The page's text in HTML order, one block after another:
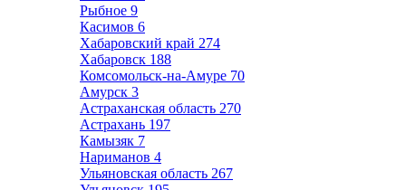
Рыбное 9
Касимов 6
Хабаровский край 274
Хабаровск 188
Комсомольск-на-Амуре 70
Амурск 3
Астраханская область 270
Астрахань 197
Камызяк 7
Нариманов 4
Ульяновская область 267